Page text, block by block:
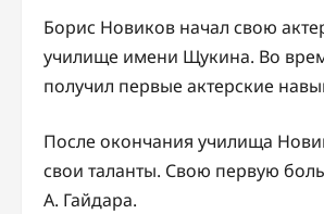
Борис Новиков начал свою
училище имени Щукина. Во
получил первые актерские
После окончания училища
свои таланты. Свою первую
А. Гайдара.